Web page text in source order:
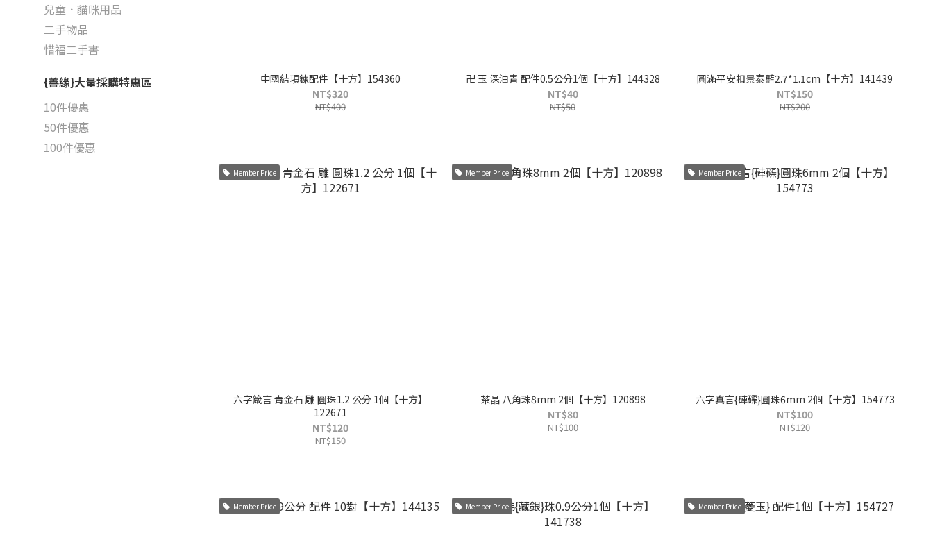
兒童．貓咪用品
二手物品
惜福二手書
{善緣}大量採購特惠區
10件優惠
50件優惠
100件優惠
中國結項鍊配件【十方】154360
NT$320
NT$400
卍 玉 深油青 配件0.5公分1個【十方】144328
NT$40
NT$50
圓滿平安扣景泰藍2.7*1.1cm【十方】141439
NT$150
NT$200
Member Price
六字箴言 青金石 雕 圓珠1.2 公分 1個【十方】
122671
NT$120
NT$150
Member Price
茶晶 八角珠8mm 2個【十方】120898
NT$80
NT$100
Member Price
六字真言{硨磲}圓珠6mm 2個【十方】154773
NT$100
NT$120
Member Price Member Price Member Price